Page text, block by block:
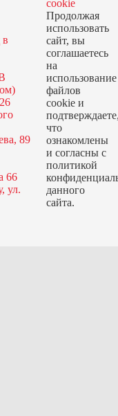
в
89
66
ул.
cookie
Продолжая
использовать
сайт, вы
соглашаетесь
на
использование
файлов
cookie и
что
ознакомлены
и согласны с
политикой
данного
сайта.